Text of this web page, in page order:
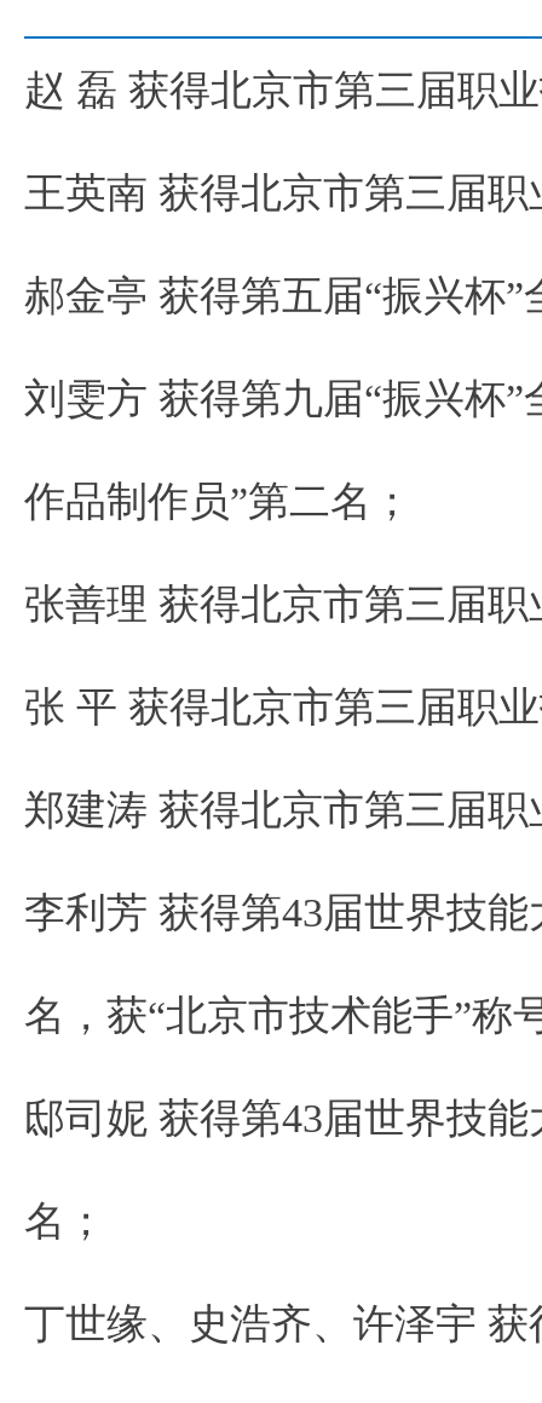
赵 磊 获得北京市第三届职
王英南 获得北京市第三届
郝金亭 获得第五届“振兴杯
刘雯方 获得第九届“振兴杯
作品制作员”第二名；
张善理 获得北京市第三届
张 平 获得北京市第三届职
郑建涛 获得北京市第三届
李利芳 获得第43届世界技
名，获“北京市技术能手”称
邸司妮 获得第43届世界技
名；
丁世缘、史浩齐、许泽宇